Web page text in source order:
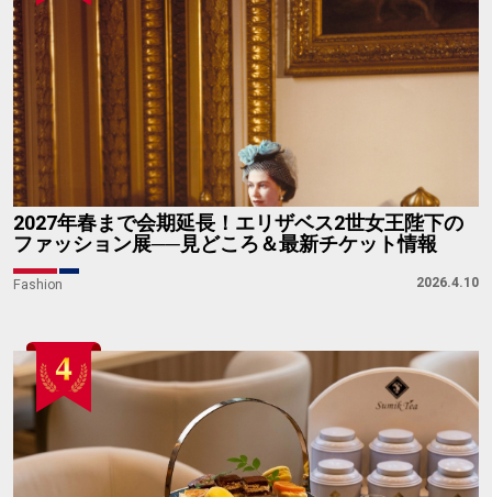
2027年春まで会期延長！エリザベス2世女王陛下の
ファッション展──見どころ＆最新チケット情報
Fashion 2026.4.10